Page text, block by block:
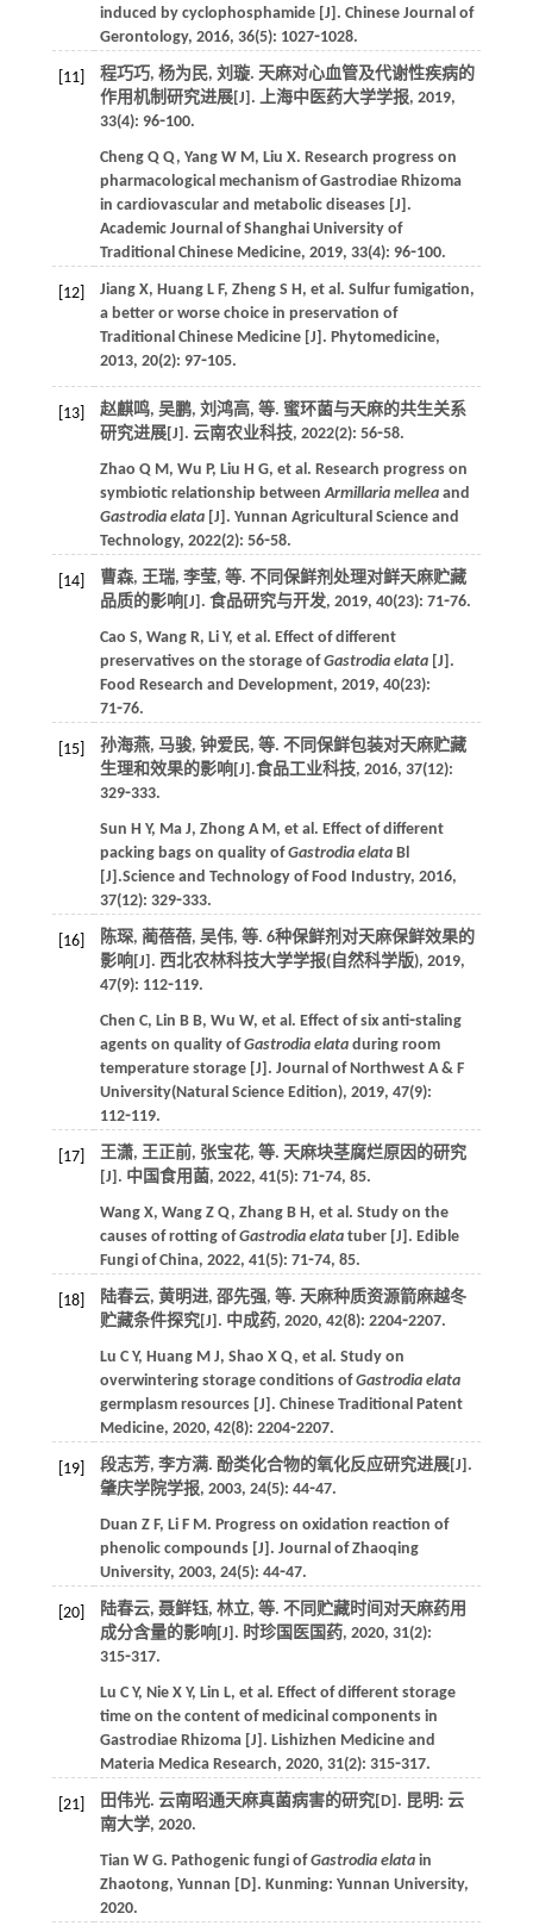
induced by cyclophosphamide [J]. Chinese Journal of
Gerontology, 2016, 36(5): 1027⁃1028.
[11]
程巧巧, 杨为民, 刘璇. 天麻对心血管及代谢性疾病的
作用机制研究进展[J]. 上海中医药大学学报, 2019,
33(4): 96⁃100.
Cheng Q Q, Yang W M, Liu X. Research progress on
pharmacological mechanism of Gastrodiae Rhizoma
in cardiovascular and metabolic diseases [J].
Academic Journal of Shanghai University of
Traditional Chinese Medicine, 2019, 33(4): 96⁃100.
[12] Jiang X, Huang L F, Zheng S H, et al. Sulfur fumigation,
a better or worse choice in preservation of
Traditional Chinese Medicine [J]. Phytomedicine,
2013, 20(2): 97⁃105.
[13] 赵麒鸣, 吴鹏, 刘鸿高, 等. 蜜环菌与天麻的共生关系
研究进展[J]. 云南农业科技, 2022(2): 56⁃58.
Zhao Q M, Wu P, Liu H G, et al. Research progress on
symbiotic relationship betweenArmillaria melleaand
Gastrodia elata[J]. Yunnan Agricultural Science and
Technology, 2022(2): 56⁃58.
[14] 曹森, 王瑞, 李莹, 等. 不同保鲜剂处理对鲜天麻贮藏
品质的影响[J]. 食品研究与开发, 2019, 40(23): 71⁃76.
Cao S, Wang R, Li Y, et al. Effect of different
preservatives on the storage ofGastrodia elata[J].
Food Research and Development, 2019, 40(23):
71⁃76.
[15] 孙海燕, 马骏, 钟爱民, 等. 不同保鲜包装对天麻贮藏
生理和效果的影响[J].食品工业科技, 2016, 37(12):
329⁃333.
Sun H Y, Ma J, Zhong A M, et al. Effect of different
packing bags on quality ofGastrodia elataBl
[J].Science and Technology of Food Industry, 2016,
37(12): 329⁃333.
[16] 陈琛, 蔺蓓蓓, 吴伟, 等. 6种保鲜剂对天麻保鲜效果的
影响[J]. 西北农林科技大学学报(自然科学版), 2019,
47(9): 112⁃119.
Chen C, Lin B B, Wu W, et al. Effect of six anti⁃staling
agents on quality ofGastrodia elataduring room
temperature storage [J]. Journal of Northwest A & F
University(Natural Science Edition), 2019, 47(9):
112⁃119.
[17] 王潇, 王正前, 张宝花, 等. 天麻块茎腐烂原因的研究
[J]. 中国食用菌, 2022, 41(5): 71⁃74, 85.
Wang X, Wang Z Q, Zhang B H, et al. Study on the
causes of rotting ofGastrodia elatatuber [J]. Edible
Fungi of China, 2022, 41(5): 71⁃74, 85.
[18] 陆春云, 黄明进, 邵先强, 等. 天麻种质资源箭麻越冬
贮藏条件探究[J]. 中成药, 2020, 42(8): 2204⁃2207.
Lu C Y, Huang M J, Shao X Q, et al. Study on
overwintering storage conditions ofGastrodia elata
germplasm resources [J]. Chinese Traditional Patent
Medicine, 2020, 42(8): 2204⁃2207.
[19]
段志芳, 李方满. 酚类化合物的氧化反应研究进展[J].
肇庆学院学报, 2003, 24(5): 44⁃47.
Duan Z F, Li F M. Progress on oxidation reaction of
phenolic compounds [J]. Journal of Zhaoqing
University, 2003, 24(5): 44⁃47.
[20] 陆春云, 聂鲜钰, 林立, 等. 不同贮藏时间对天麻药用
成分含量的影响[J]. 时珍国医国药, 2020, 31(2):
315⁃317.
Lu C Y, Nie X Y, Lin L, et al. Effect of different storage
time on the content of medicinal components in
Gastrodiae Rhizoma [J]. Lishizhen Medicine and
Materia Medica Research, 2020, 31(2): 315⁃317.
[21]
田伟光. 云南昭通天麻真菌病害的研究[D]. 昆明: 云
南大学, 2020.
Tian W G. Pathogenic fungi ofGastrodia elatain
Zhaotong, Yunnan [D]. Kunming: Yunnan University,
2020.